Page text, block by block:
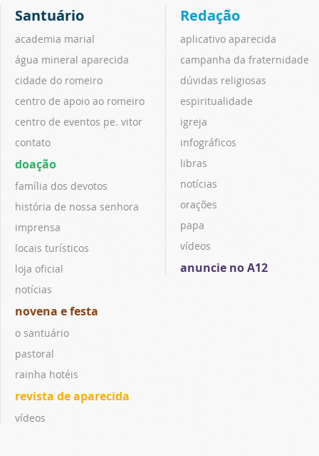
Santuário
academia marial
água mineral aparecida
cidade do romeiro
centro de apoio ao romeiro
centro de eventos pe. vitor
contato
doação
família dos devotos
história de nossa senhora
imprensa
locais turísticos
loja oficial
notícias
novena e festa
o santuário
pastoral
rainha hotéis
revista de aparecida
vídeos
Redação
aplicativo aparecida
campanha da fraternidade
dúvidas religiosas
espiritualidade
igreja
infográficos
libras
notícias
orações
papa
vídeos
anuncie no A12